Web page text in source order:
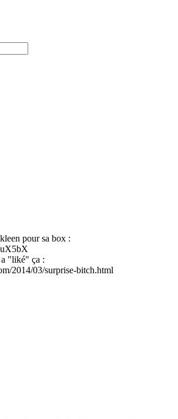
pour sa box :
"liké" ça :
2014/03/surprise-bitch.html